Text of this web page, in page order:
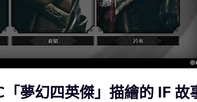
「夢幻四英傑」描繪的 IF 故